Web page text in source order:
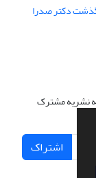
دکتر صدرا
نشریه مشترک
اشتراک